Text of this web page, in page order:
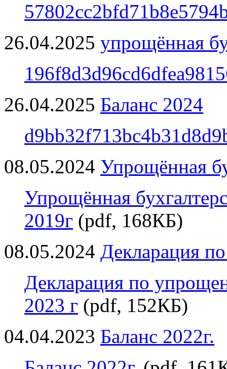
26.04.2025 упрощённая
26.04.2025 Баланс 2024
08.05.2024 Упрощённая
Упрощённая
2019г (pdf, 168КБ)
08.05.2024 Декларация
Декларация по
2023 г (pdf, 152КБ)
04.04.2023 Баланс 2022г.